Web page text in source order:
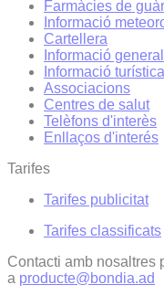
Farmàcies de
Informació
Cartellera
Informació general
Informació turística
Associacions
Centres de salut
Telèfons d'interès
Enllaços d'interés
Tarifes
Tarifes publicitat
Tarifes classificats
Contacti amb nosaltres
a producte@bondia.ad